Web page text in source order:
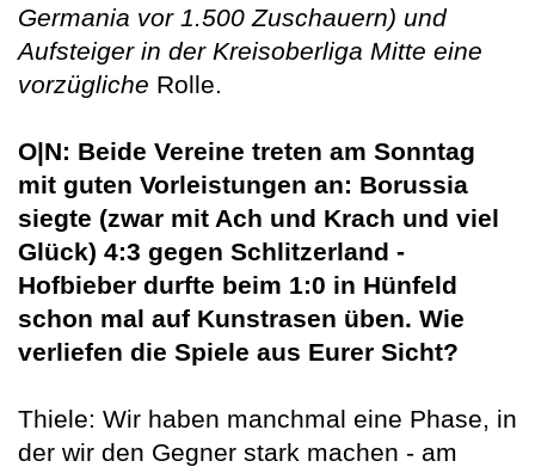
Germania vor 1.500 Zuschauern) und
Aufsteiger in der Kreisoberliga Mitte eine
vorzügliche Rolle.
O|N: Beide Vereine treten am Sonntag
mit guten Vorleistungen an: Borussia
siegte (zwar mit Ach und Krach und viel
Glück) 4:3 gegen Schlitzerland -
Hofbieber durfte beim 1:0 in Hünfeld
schon mal auf Kunstrasen üben. Wie
verliefen die Spiele aus Eurer Sicht?
Thiele: Wir haben manchmal eine Phase, in
der wir den Gegner stark machen - am